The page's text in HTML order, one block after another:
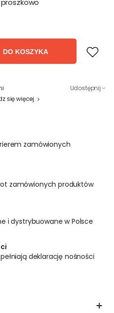
DO KOSZYKA
się więcej
Udostępnij
zamówionych
zamówionych produktów
i dystrybuowane w Polsce
deklarację nośności